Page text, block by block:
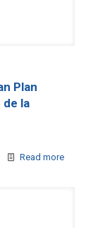
Plan
de la
Read more